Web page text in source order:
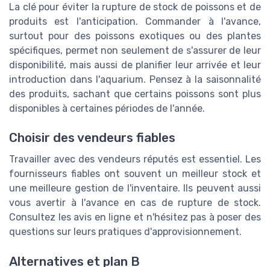
La clé pour éviter la rupture de stock de poissons et de
produits est l'anticipation. Commander à l'avance,
surtout pour des poissons exotiques ou des plantes
spécifiques, permet non seulement de s'assurer de leur
disponibilité, mais aussi de planifier leur arrivée et leur
introduction dans l'aquarium. Pensez à la saisonnalité
des produits, sachant que certains poissons sont plus
disponibles à certaines périodes de l'année.
Choisir des vendeurs fiables
Travailler avec des vendeurs réputés est essentiel. Les
fournisseurs fiables ont souvent un meilleur stock et
une meilleure gestion de l'inventaire. Ils peuvent aussi
vous avertir à l'avance en cas de rupture de stock.
Consultez les avis en ligne et n'hésitez pas à poser des
questions sur leurs pratiques d'approvisionnement.
Alternatives et plan B